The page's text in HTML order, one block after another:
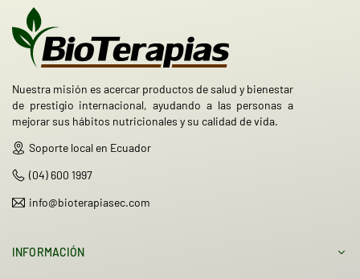
Nuestra misión es acercar productos de salud y bienestar
de prestigio internacional, ayudando a las personas a
mejorar sus hábitos nutricionales y su calidad de vida.
Soporte local en Ecuador
(04) 600 1997
info@bioterapiasec.com
INFORMACIÓN